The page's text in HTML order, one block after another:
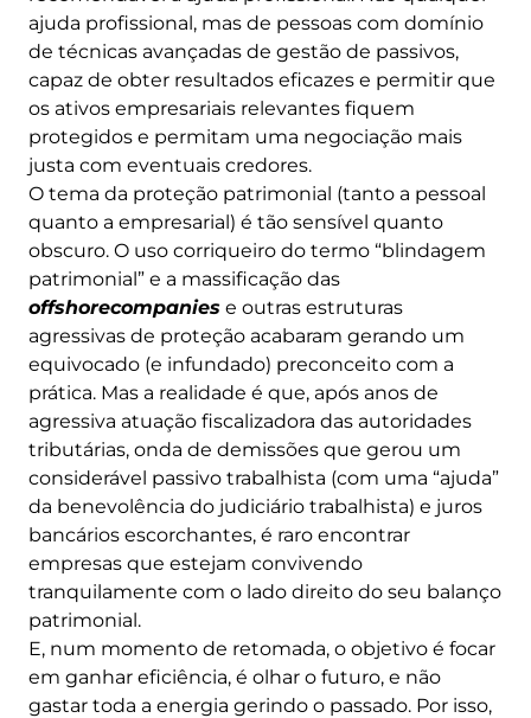
ajuda profissional, mas de pessoas com domínio
de técnicas avançadas de gestão de passivos,
capaz de obter resultados eficazes e permitir que
os ativos empresariais relevantes fiquem
protegidos e permitam uma negociação mais
justa com eventuais credores.
O tema da proteção patrimonial (tanto a pessoal
quanto a empresarial) é tão sensível quanto
obscuro. O uso corriqueiro do termo “blindagem
patrimonial” e a massificação das
offshorecompanies e outras estruturas
agressivas de proteção acabaram gerando um
equivocado (e infundado) preconceito com a
prática. Mas a realidade é que, após anos de
agressiva atuação fiscalizadora das autoridades
tributárias, onda de demissões que gerou um
considerável passivo trabalhista (com uma “ajuda”
da benevolência do judiciário trabalhista) e juros
bancários escorchantes, é raro encontrar
empresas que estejam convivendo
tranquilamente com o lado direito do seu balanço
patrimonial.
E, num momento de retomada, o objetivo é focar
em ganhar eficiência, é olhar o futuro, e não
gastar toda a energia gerindo o passado. Por isso,